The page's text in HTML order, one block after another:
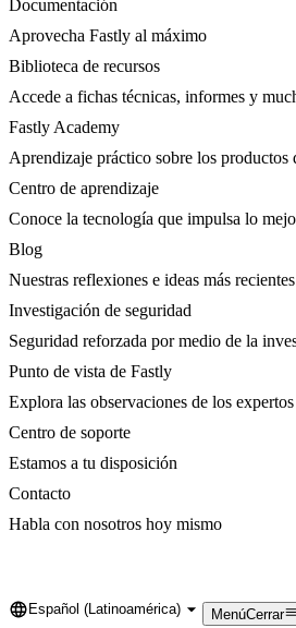
Documentación
Aprovecha Fastly al máximo
Biblioteca de recursos
Accede a fichas técnicas, informes y
Fastly Academy
Aprendizaje práctico sobre los productos
Centro de aprendizaje
Conoce la tecnología que impulsa lo
Blog
Nuestras reflexiones e ideas más recientes
Investigación de seguridad
Seguridad reforzada por medio de la
Punto de vista de Fastly
Explora las observaciones de los
Centro de soporte
Estamos a tu disposición
Contacto
Habla con nosotros hoy mismo
Language
Español (Latinoamérica) MenúCerrar